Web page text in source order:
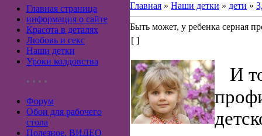
Главная страница
информация о сайте
Красота в деталях
Любовь и секс
Наши детки
Уроки колдовства
• • • •
Форум
Обои для рабочего
стола
Полезное. ВИДЕО
Главная » Наши детки » дети »
Быть может, у ребенка серная
[ ]
И